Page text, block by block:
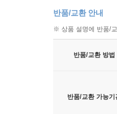
반품/교환 안내
※ 상품 설명에 반품/
반품/교환 방법
반품/교환 가능기